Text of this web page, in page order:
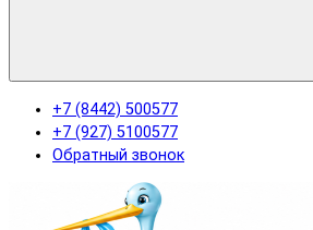
+7 (8442) 500577
+7 (927) 5100577
Обратный звонок